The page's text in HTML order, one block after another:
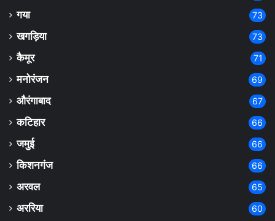
गया 73
खगड़िया 73
कैमूर 71
मनोरंजन 69
औरंगाबाद 67
कटिहार 66
जमुई 66
किशनगंज 66
अरवल 65
अररिया 60